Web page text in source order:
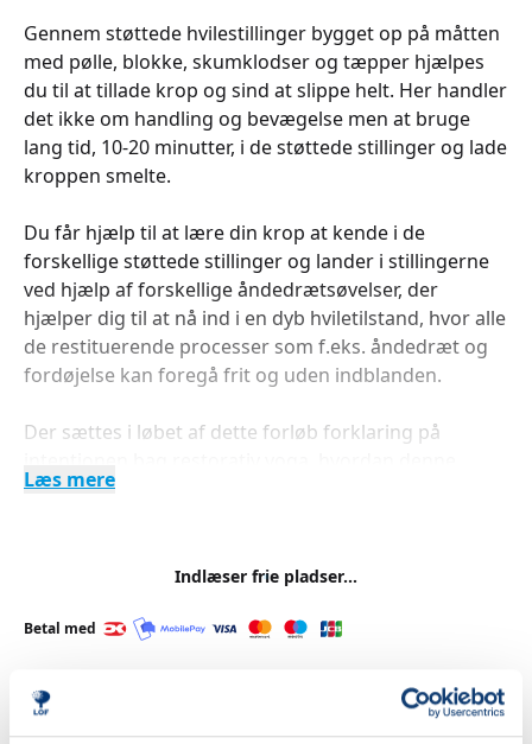
Gennem støttede hvilestillinger bygget op på måtten
med pølle, blokke, skumklodser og tæpper hjælpes
du til at tillade krop og sind at slippe helt. Her handler
det ikke om handling og bevægelse men at bruge
lang tid, 10-20 minutter, i de støttede stillinger og lade
kroppen smelte.
Du får hjælp til at lære din krop at kende i de
forskellige støttede stillinger og lander i stillingerne
ved hjælp af forskellige åndedrætsøvelser, der
hjælper dig til at nå ind i en dyb hviletilstand, hvor alle
de restituerende processer som f.eks. åndedræt og
fordøjelse kan foregå frit og uden indblanden.
Der sættes i løbet af dette forløb forklaring på
yogaform fungerer, og der inddrages seneste
Berit fortæller: "Kom til yoga på et af mine hold, hvis
verden åbne sig for dig, hvor du ud fra din egen
sammenhængen mellem styrke, smidighed og øget
mobilitet i lige præcis din krop, hvad det vil sige at
Læs mere
Indlæser frie pladser...
Betal med